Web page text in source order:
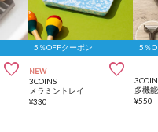

5％OFFクーポン
NEW 
3COINS
メラミントレイ
¥330
5％
¥550